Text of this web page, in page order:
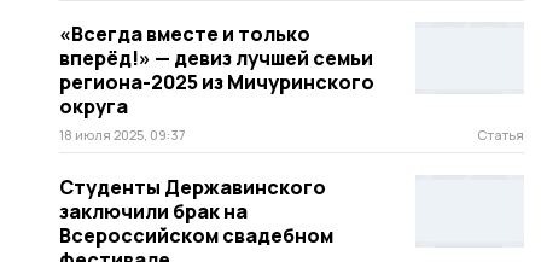
«Всегда вместе и только
вперёд!» — девиз лучшей семьи
региона-2025 из Мичуринского
округа
18 июля 2025, 09:37 Статья
Студенты Державинского
заключили брак на
Всероссийском свадебном